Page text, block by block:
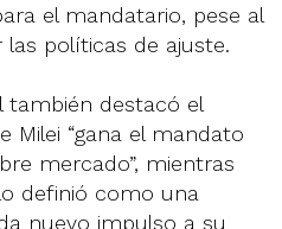
el mandatario, pese al
políticas de ajuste.
también destacó el
Milei “gana el mandato
mercado”, mientras
definió como una
nuevo impulso a su